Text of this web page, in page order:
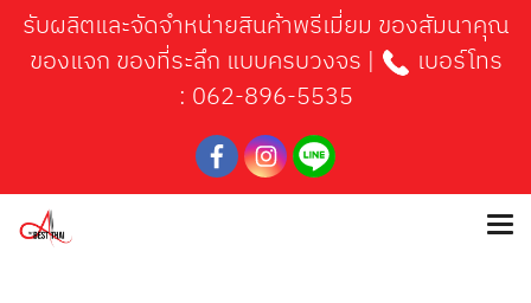
รับผลิตและจัดจำหน่ายสินค้าพรีเมี่ยม ของสัมนาคุณ
ของแจก ของที่ระลึก แบบครบวงจร |
เบอร์โทร
: 062-896-5535